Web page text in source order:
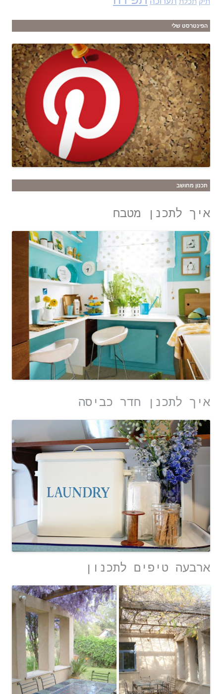
הפינטרסט שלי
תכנון מחושב
איך לתכנן מטבח
איך לתכנן חדר כביסה
ארבעה טיפים לתכנון